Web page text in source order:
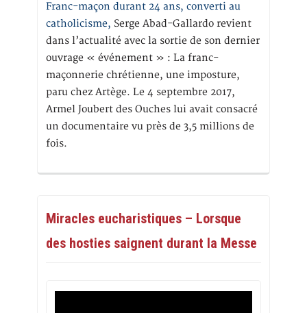
Franc-maçon durant 24 ans, converti au
catholicisme, Serge Abad-Gallardo revient
dans l’actualité avec la sortie de son dernier
ouvrage « événement » : La franc-
maçonnerie chrétienne, une imposture,
paru chez Artège. Le 4 septembre 2017,
Armel Joubert des Ouches lui avait consacré
un documentaire vu près de 3,5 millions de
fois.
Miracles eucharistiques – Lorsque
des hosties saignent durant la Messe